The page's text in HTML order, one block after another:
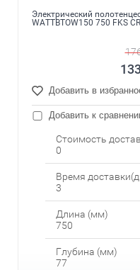
Электрический
WATTBTOW150 750 FKS CR
Добавить в
Добавить к
Стоимость
0
Время
3
Длина (мм)
750
Глубина (мм)
77